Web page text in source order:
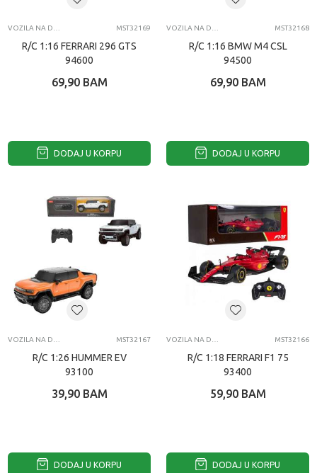
MST32169
R/C 1:16 FERRARI 296 GTS
94600
69,90 BAM
DODAJ U KORPU
MST32168
R/C 1:16 BMW M4 CSL
94500
69,90 BAM
DODAJ U KORPU
MST32167
R/C 1:26 HUMMER EV
93100
39,90 BAM
DODAJ U KORPU
MST32166
R/C 1:18 FERRARI F1 75
93400
59,90 BAM
DODAJ U KORPU